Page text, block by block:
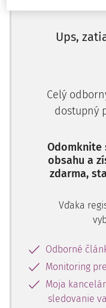
ROZSUDOK
Okresný súd
daná žalobcovi
Súd vychádzal zo
aj ako "MO ") došlo k
celkový počet
cieľom zefektívnenia
riadenia štátnej
vydané nariadenie,
oddelenie
štátnej správy MO a
L., ako aj oddelenia
riadenia tohto útvaru,
Ups,
Celý
dostupný
Odomknite
obsahu a
zdarma,
Vďaka
Odborné
Monitoring
Moja
sledovanie